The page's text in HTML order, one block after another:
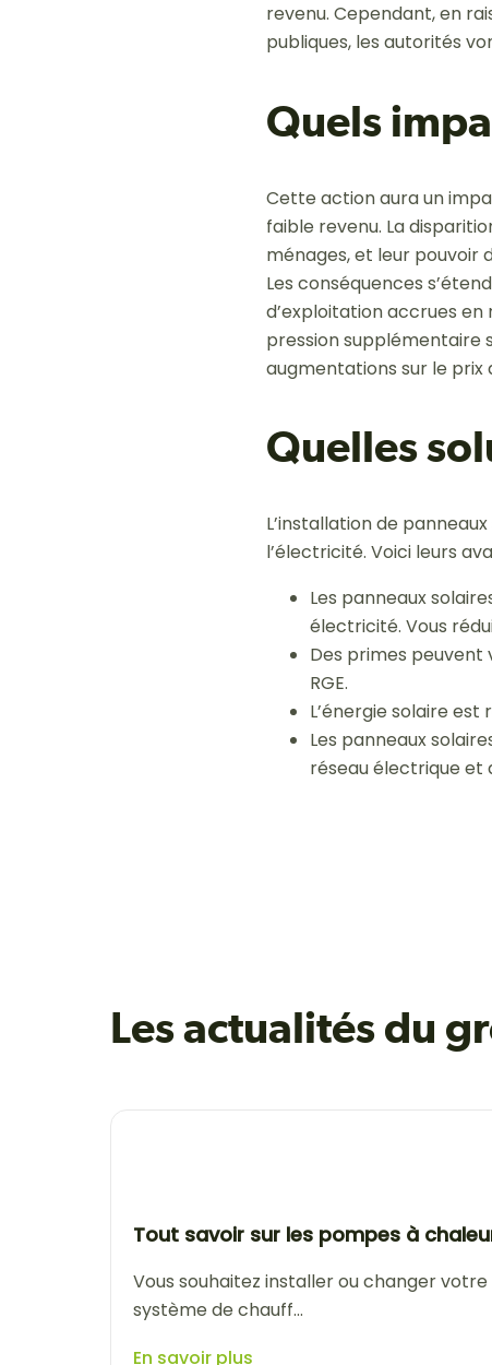
revenu. Cependant, en
publiques, les autorités
Quels
Cette action aura un
faible revenu. La
ménages, et leur pouvoir
Les conséquences
d’exploitation accrues
pression supplémentaire
augmentations sur le prix
Quelles
L’installation de
l’électricité. Voici leurs
Les panneaux
électricité. Vous
Des primes peuvent
RGE.
L’énergie solaire
Les panneaux
réseau électrique et
Les actualités du
Tout savoir sur les pompes à
Vous souhaitez installer ou changer votre
système de chauff...
En savoir plus